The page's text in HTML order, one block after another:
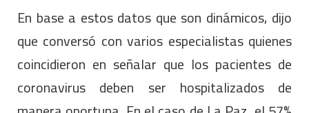
En base a estos datos que son dinámicos, dijo
que conversó con varios especialistas quienes
coincidieron en señalar que los pacientes de
coronavirus deben ser hospitalizados de